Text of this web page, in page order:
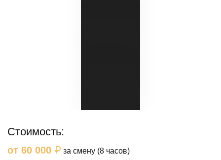
Стоимость:
от 60 000 ₽ за смену (8 часов)